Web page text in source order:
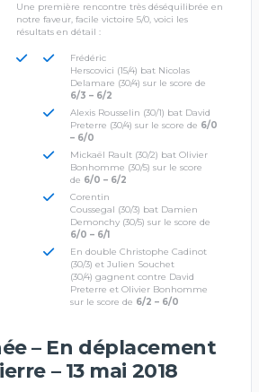
Une première rencontre très déséquilibrée en
notre faveur, facile victoire 5/0, voici les
résultats en détail :
Frédéric
Herscovici (15/4) bat Nicolas
Delamare (30/4) sur le score de
6/3 – 6/2
Alexis Rousselin (30/1) bat David
Preterre (30/4) sur le score de 6/0
– 6/0
Mickaël Rault (30/2) bat Olivier
Bonhomme (30/5) sur le score
de 6/0 – 6/2
Corentin
Coussegal (30/3) bat Damien
Demonchy (30/5) sur le score de
6/0 – 6/1
En double Christophe Cadinot
(30/3) et Julien Souchet
(30/4) gagnent contre David
Preterre et Olivier Bonhomme
sur le score de 6/2 – 6/0
– En déplacement
– 13 mai 2018